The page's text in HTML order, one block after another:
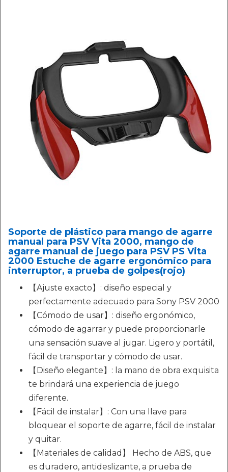
Soporte de plástico para mango de agarre
manual para PSV Vita 2000, mango de
agarre manual de juego para PSV PS Vita
2000 Estuche de agarre ergonómico para
interruptor, a prueba de golpes(rojo)
【Ajuste exacto】: diseño especial y
perfectamente adecuado para Sony PSV 2000
【Cómodo de usar】: diseño ergonómico,
cómodo de agarrar y puede proporcionarle
una sensación suave al jugar. Ligero y portátil,
fácil de transportar y cómodo de usar.
【Diseño elegante】: la mano de obra exquisita
te brindará una experiencia de juego
diferente.
【Fácil de instalar】: Con una llave para
bloquear el soporte de agarre, fácil de instalar
y quitar.
【Materiales de calidad】 Hecho de ABS, que
es duradero, antideslizante, a prueba de